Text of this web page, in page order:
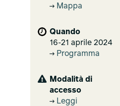
Mappa
Quando
16-21 aprile 2024
Programma
Modalità di
accesso
Leggi